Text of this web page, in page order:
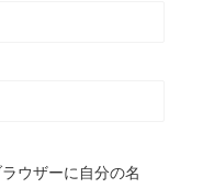
ウザーに自分の名